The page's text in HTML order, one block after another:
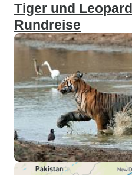
Tiger und
Rundreise